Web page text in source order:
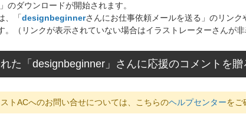
」のダウンロードが開始されます。
、「designbeginnerさんにお仕事依頼メールを送る」のリン
（リンクが表示されていない場合はイラストレーターさんが非
た「designbeginner」さんに応援のコメントを贈
トACへのお問い合せについては、こちらのヘルプセンターをご